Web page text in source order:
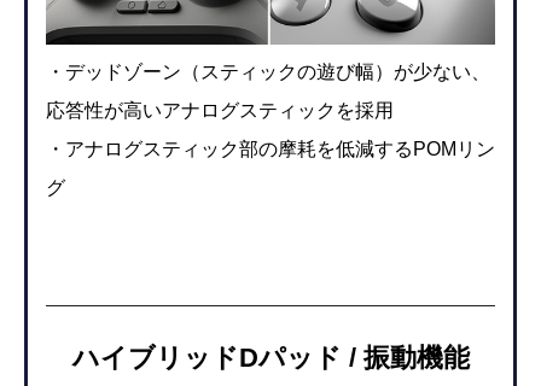
・デッドゾーン（スティックの遊び幅）が少ない、
応答性が高いアナログスティックを採用
・アナログスティック部の摩耗を低減するPOMリン
グ
ハイブリッドDパッド / 振動機能